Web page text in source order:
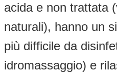
acida e non trattata
naturali), hanno un
più difficile da
idromassaggio) e